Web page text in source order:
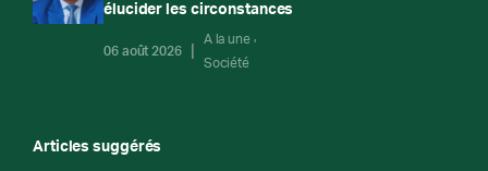
élucider les circonstances
06 août 2026
A la une
Société
Articles suggérés